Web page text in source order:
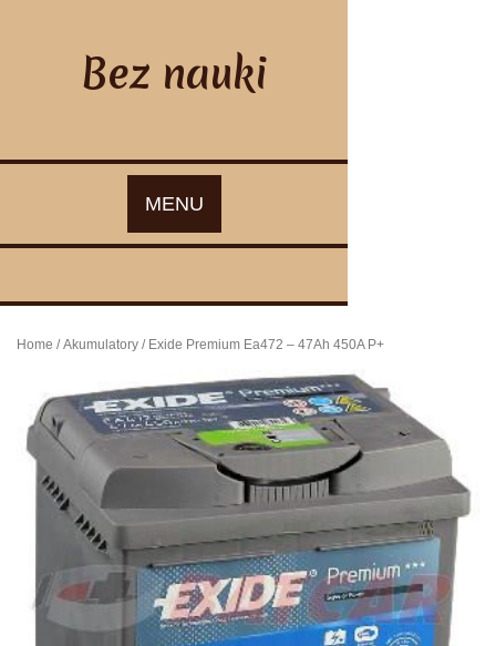
Bez nauki
MENU
Home /Akumulatory / Exide Premium Ea472 – 47Ah 450A P+